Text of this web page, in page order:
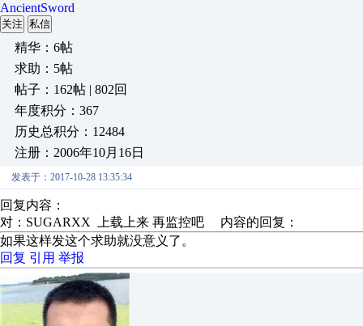
AncientSword
关注 私信
精华：6帖
求助：5帖
帖子：162帖 | 802回
年度积分：367
历史总积分：12484
注册：2006年10月16日
发表于：2017-10-28 13:35:34
回复内容：
对：SUGARXX 上载上来 再监控吧 内容的回复：
如果这样发这个求助就没意义了。
回复 引用 举报